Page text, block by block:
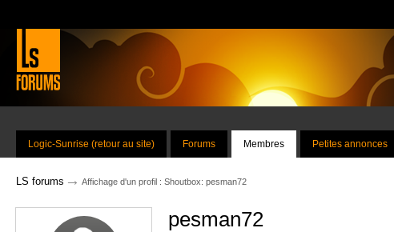
Logic-Sunrise (retour au site) Forums Membres Petites annonces
LS forums → Affichage d'un profil : Shoutbox: pesman72
pesman72